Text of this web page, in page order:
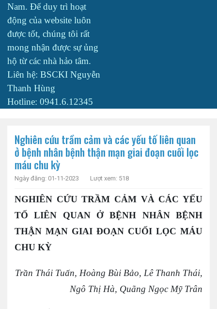
Nam. Để duy trì hoạt
động của website luôn
được tốt, chúng tôi rất
mong nhận được sự ủng
hộ từ các nhà hảo tâm.
Liên hệ: BSCKI Nguyễn
Thanh Hùng
Hotline: 0941.6.12345
Nghiên cứu trầm cảm và các yếu tố liên quan
ở bệnh nhân bệnh thận mạn giai đoạn cuối lọc
máu chu kỳ
Ngày đăng: 01-11-2023 Lượt xem: 518
NGHIÊN CỨU TRẦM CẢM VÀ CÁC YẾU
TỐ LIÊN QUAN Ở BỆNH NHÂN BỆNH
THẬN MẠN GIAI ĐOẠN CUỐI LỌC MÁU
CHU KỲ
Trần Thái Tuấn, Hoàng Bùi Bảo, Lê Thanh Thái,
Ngô Thị Hà, Quãng Ngọc Mỹ Trân